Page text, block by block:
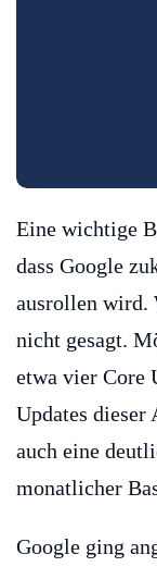
Eine wichtige
dass Google
ausrollen wird.
nicht gesagt.
etwa vier Core
Updates
auch eine
monatlicher
Google ging